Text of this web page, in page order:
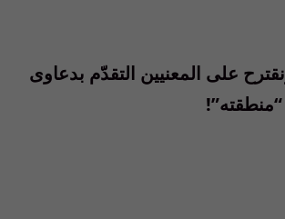
على المعنيين التقدّم بدعاوى